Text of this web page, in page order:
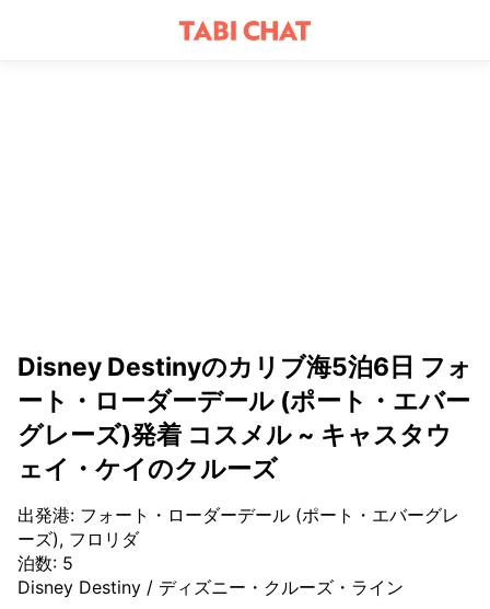
Disney Destinyのカリブ海5泊6日 フォ
ート・ローダーデール (ポート・エバー
グレーズ)発着 コスメル ~ キャスタウ
ェイ・ケイのクルーズ
出発港: フォート・ローダーデール (ポート・エバーグレ
ーズ), フロリダ
泊数: 5
Disney Destiny / ディズニー・クルーズ・ライン